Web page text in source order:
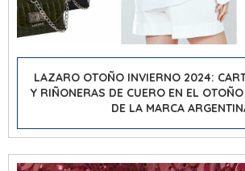
LAZARO OTOÑO INVIERNO 2024:
Y RIÑONERAS DE CUERO EN EL
DE LA MARCA